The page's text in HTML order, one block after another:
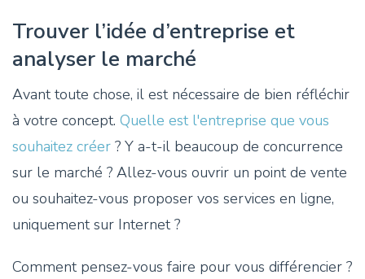
Trouver l’idée d’entreprise et
analyser le marché
Avant toute chose, il est nécessaire de bien réfléchir
à votre concept. Quelle est l'entreprise que vous
souhaitez créer ? Y a-t-il beaucoup de concurrence
sur le marché ? Allez-vous ouvrir un point de vente
ou souhaitez-vous proposer vos services en ligne,
uniquement sur Internet ?
Comment pensez-vous faire pour vous différencier ?